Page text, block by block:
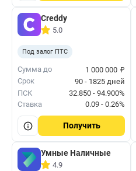
Creddy
5.0
Под залог ПТС
Сумма до 1 000 000 ₽
Срок
90 - 1825 дней
ПСК
32.850 - 94.900%
Ставка
0.09 - 0.26%
Получить
Умные Наличные
4.9